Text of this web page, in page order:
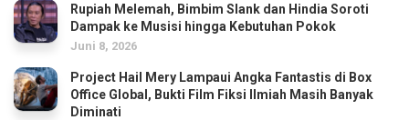
Rupiah Melemah, Bimbim Slank dan Hindia Soroti
Dampak ke Musisi hingga Kebutuhan Pokok
Juni 8, 2026
Project Hail Mery Lampaui Angka Fantastis di Box
Office Global, Bukti Film Fiksi Ilmiah Masih Banyak
Diminati